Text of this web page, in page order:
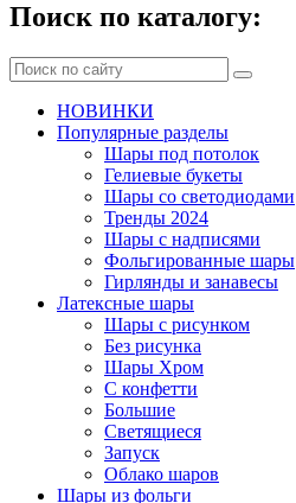
Поиск по каталогу:
НОВИНКИ
Популярные разделы
Шары под потолок
Гелиевые букеты
Шары со светодиодами
Тренды 2024
Шары с надписями
Фольгированные шары
Гирлянды и занавесы
Латексные шары
Шары с рисунком
Без рисунка
Шары Хром
C конфетти
Большие
Светящиеся
Запуск
Облако шаров
Шары из фольги